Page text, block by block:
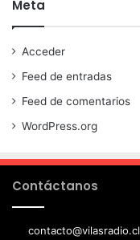
Meta
Acceder
Feed de entradas
Feed de comentarios
WordPress.org
Contáctanos
contacto@vilasradio.cl